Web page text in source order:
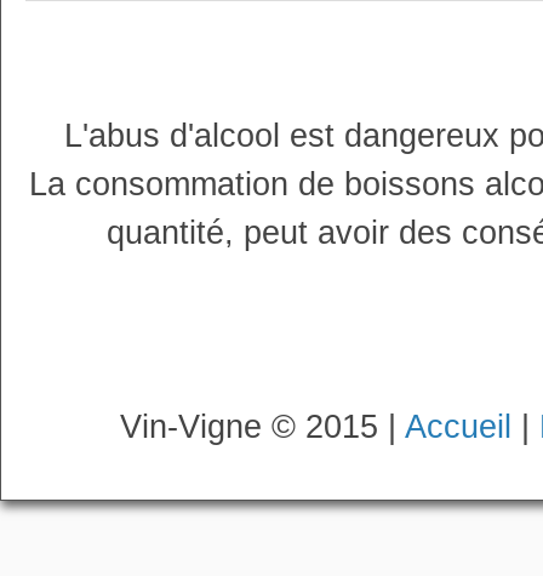
L'abus d'alcool est dangereux
La consommation de boissons
quantité, peut avoir des
Vin-Vigne © 2015 | Accueil